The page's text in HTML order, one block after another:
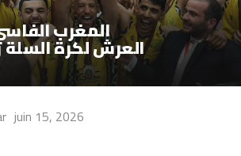
المغرب
العرش لكرة
juin 15, 2026